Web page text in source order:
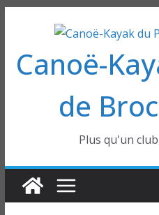
contenu
Canoë-
de
Plus qu'un